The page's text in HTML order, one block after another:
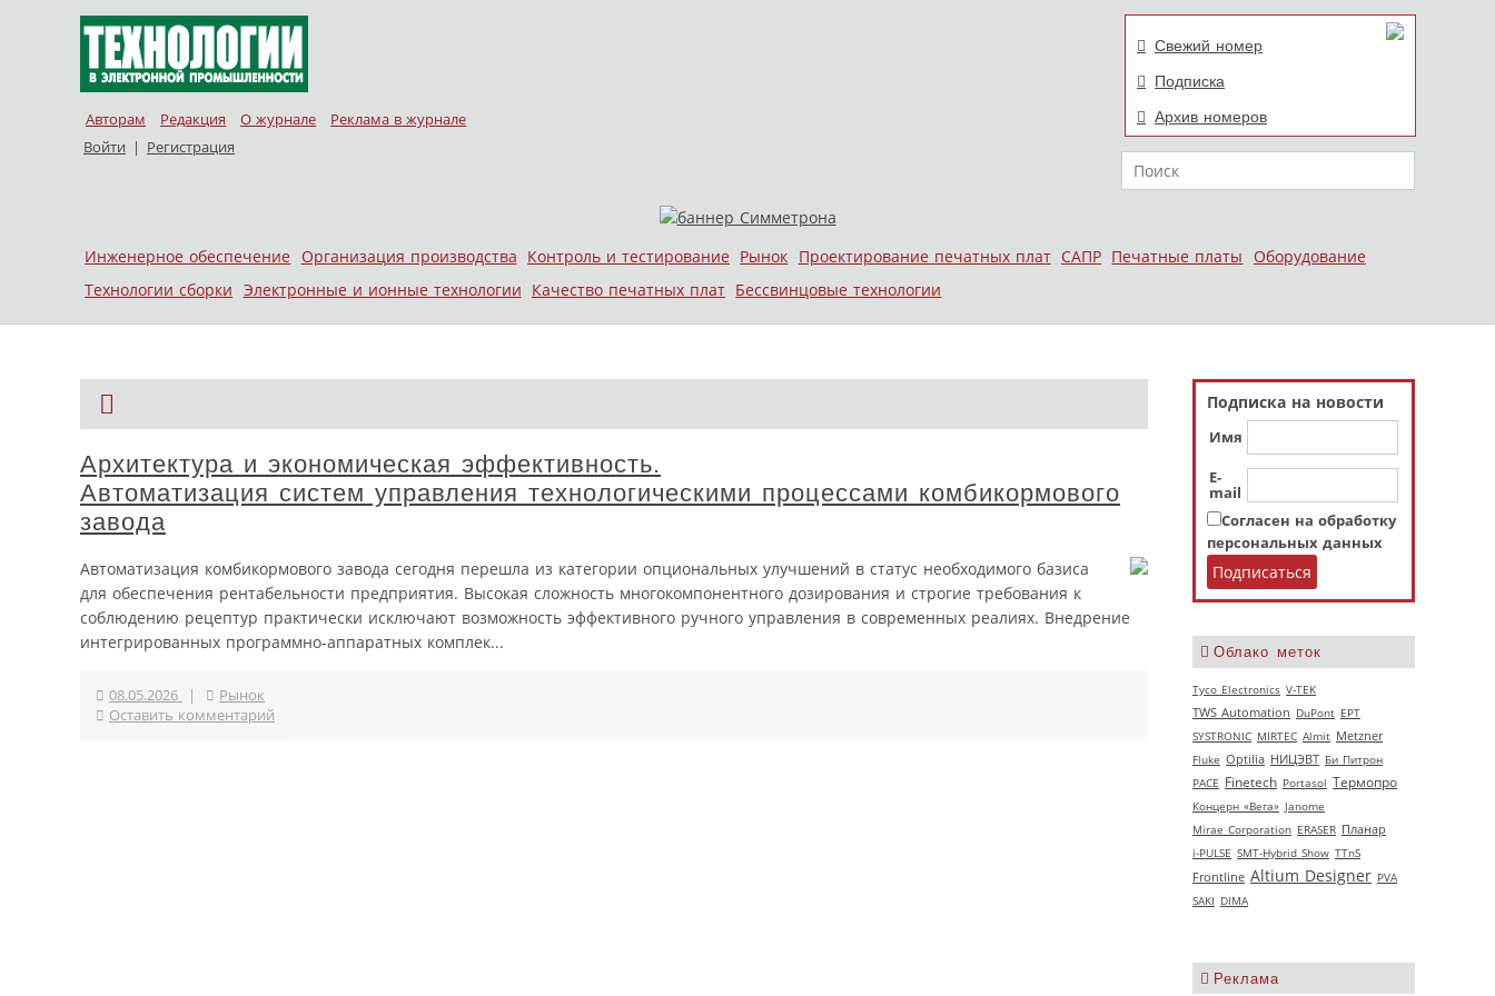
Авторам Редакция О журнале
Реклама в журнале
Войти | Регистрация
Свежий номер
Подписка
Архив номеров
Поиск
Меню
Skip to content
Инженерное обеспечение Организация производства Контроль и тестирование Рынок Проектирование печатных плат САПР Печатные платы
Оборудование
Технологии сборки Электронные и ионные технологии Качество печатных плат Бессвинцовые технологии
Подписка на новости
Имя
E-
mail
Согласен на обработку
персональных данных
Облако меток
Tyco Electronics V‑TEK
TWS Automation DuPont EPT
SYSTRONIC MIRTEC Almit Metzner
Fluke Optilia НИЦЭВТ Би Питрон
РАСЕ Finetech Portasol Термопро
Концерн «Вега» Janome
Mirae Corporation ERASER Планар
i-PULSE SMT-Hybrid Show TTnS
Frontline Altium Designer PVA
SAKI DIMA
Реклама
Архитектура и экономическая эффективность.
Автоматизация систем управления технологическими процессами комбикормового
завода
Автоматизация комбикормового завода сегодня перешла из категории опциональных улучшений в статус необходимого базиса
для обеспечения рентабельности предприятия. Высокая сложность многокомпонентного дозирования и строгие требования к
соблюдению рецептур практически исключают возможность эффективного ручного управления в современных реалиях. Внедрение
интегрированных программно-аппаратных комплек...
08.05.2026 |
Рынок
Оставить комментарий